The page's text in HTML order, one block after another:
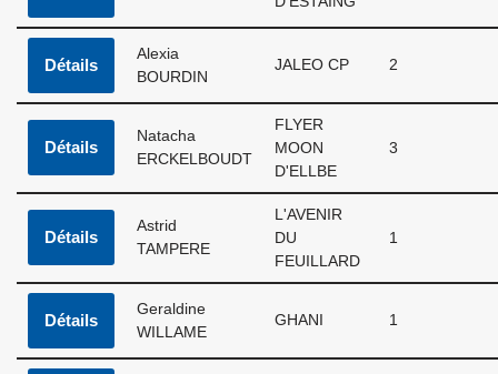
Détails
Alexia
BOURDIN
JALEO CP 2
Détails
Natacha
ERCKELBOUDT
FLYER
MOON
D'ELLBE
3
Détails
Astrid
TAMPERE
L'AVENIR
DU
FEUILLARD
1
Détails
Geraldine
WILLAME
GHANI 1